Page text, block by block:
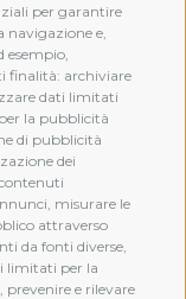
per garantire
e,
esempio,
finalità: archiviare
dati limitati
la pubblicità
di pubblicità
dei
misurare le
attraverso
da fonti diverse,
limitati per la
prevenire e rilevare